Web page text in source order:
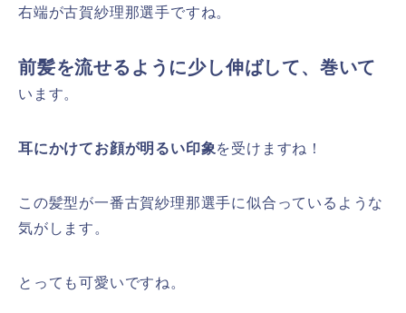
右端が古賀紗理那選手ですね。
前髪を流せるように少し伸ばして、巻いて
います。
耳にかけてお顔が明るい印象を受けますね！
この髪型が一番古賀紗理那選手に似合っているような
気がします。
とっても可愛いですね。